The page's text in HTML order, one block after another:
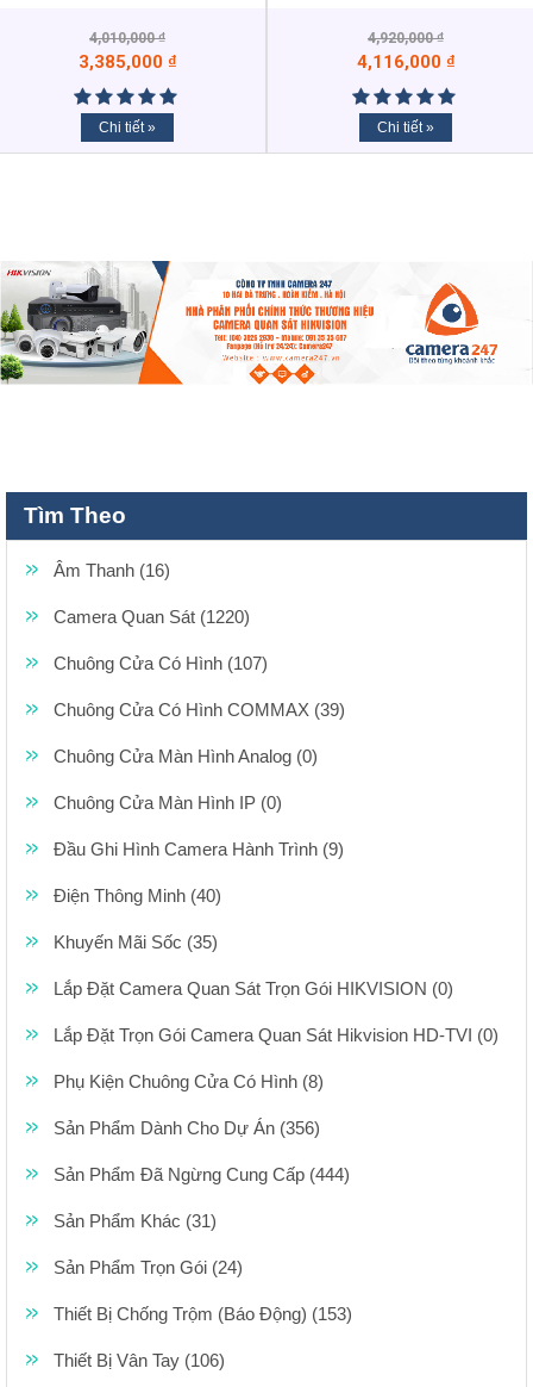
4,010,000₫
3,385,000 ₫
Chi tiết »
4,920,000₫
4,116,000 ₫
Chi tiết »
Tìm Theo
Âm Thanh (16)
Camera Quan Sát (1220)
Chuông Cửa Có Hình (107)
Chuông Cửa Có Hình COMMAX (39)
Chuông Cửa Màn Hình Analog (0)
Chuông Cửa Màn Hình IP (0)
Đầu Ghi Hình Camera Hành Trình (9)
Điện Thông Minh (40)
Khuyến Mãi Sốc (35)
Lắp Đặt Camera Quan Sát Trọn Gói HIKVISION (0)
Lắp Đặt Trọn Gói Camera Quan Sát Hikvision HD-TVI (0)
Phụ Kiện Chuông Cửa Có Hình (8)
Sản Phẩm Dành Cho Dự Án (356)
Sản Phẩm Đã Ngừng Cung Cấp (444)
Sản Phẩm Khác (31)
Sản Phẩm Trọn Gói (24)
Thiết Bị Chống Trộm (Báo Động) (153)
Thiết Bị Vân Tay (106)